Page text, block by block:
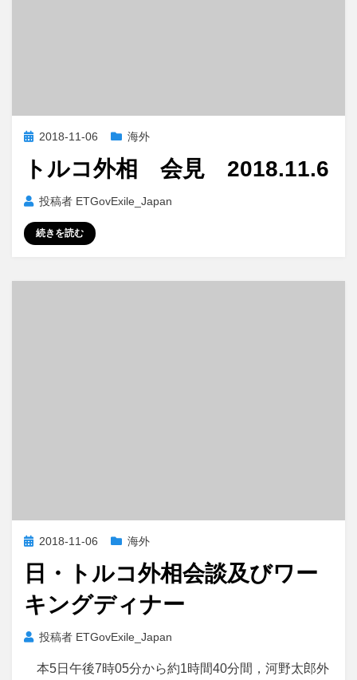
投
日:
2018-11-06 海外
トルコ外相 会見 2018.11.6
投稿者 ETGovExile_Japan
続きを読む
投
日:
2018-11-06 海外
日・トルコ外相会談及びワー
キングディナー
投稿者 ETGovExile_Japan
本5日午後7時05分から約1時間40分間，河野太郎外